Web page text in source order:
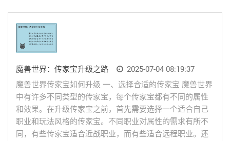
魔兽世界：传家宝升级之路
2025-07-04 08:19:37
魔兽世界传家宝如何升级 一、选择合适的传家宝 魔兽世界
中有许多不同类型的传家宝，每个传家宝都有不同的属性
和效果。在升级传家宝之前，首先需要选择一个适合自己
职业和玩法风格的传家宝。不同职业对属性的需求有所不
同，有些传家宝适合近战职业，而有些适合远程职业。还